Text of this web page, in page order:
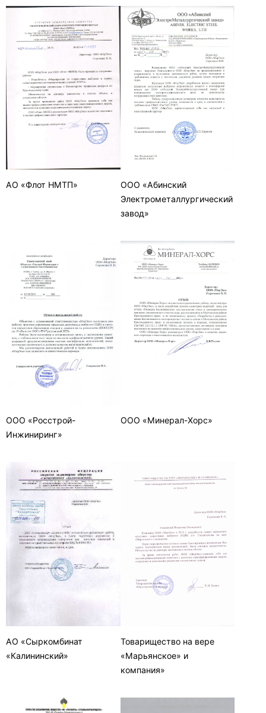
АО «Флот НМТП»
ООО «Абинский
Электрометаллургический
завод»
ООО «Росстрой-
Инжиниринг»
ООО «Минерал-Хорс»
АО «Сыркомбинат
«Калининский»
Товарищество на вере
«Марьянское» и
компания»